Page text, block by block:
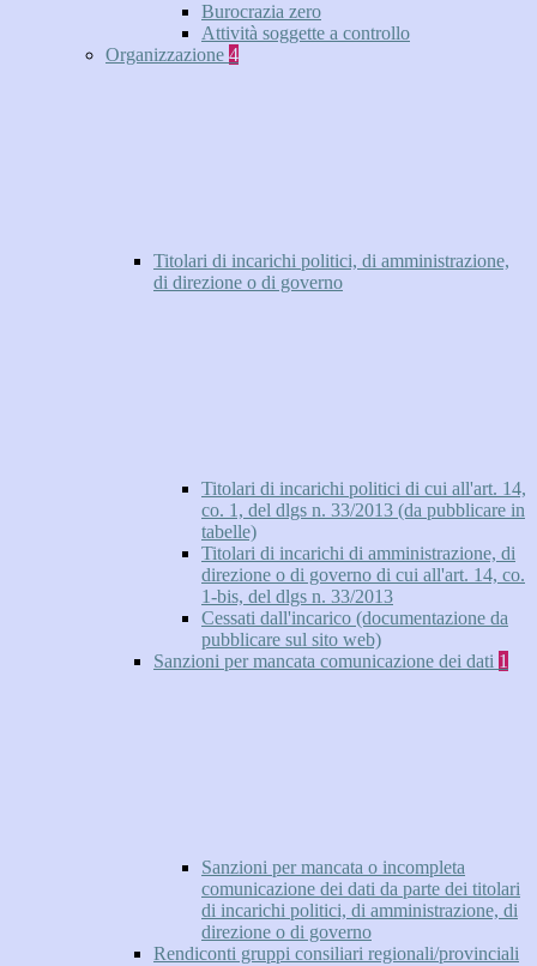
Burocrazia zero
Attività soggette a controllo
Organizzazione 4
Titolari di incarichi politici, di amministrazione,
di direzione o di governo
Titolari di incarichi politici di cui all'art. 14,
co. 1, del dlgs n. 33/2013 (da pubblicare in
tabelle)
Titolari di incarichi di amministrazione, di
direzione o di governo di cui all'art. 14, co.
1-bis, del dlgs n. 33/2013
Cessati dall'incarico (documentazione da
pubblicare sul sito web)
Sanzioni per mancata comunicazione dei dati 1
Sanzioni per mancata o incompleta
comunicazione dei dati da parte dei titolari
di incarichi politici, di amministrazione, di
direzione o di governo
Rendiconti gruppi consiliari regionali/provinciali